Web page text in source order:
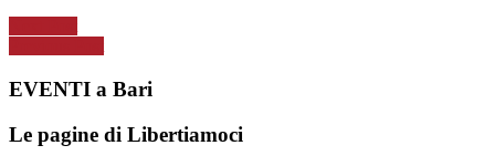
EVENTI a Bari
Le pagine di Libertiamoci